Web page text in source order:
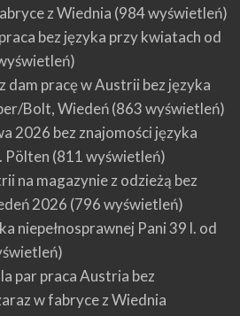
z Wiednia (984 wyświetleń)
bez języka przy kwiatach od
dam pracę w Austrii bez języka
Bolt, Wiedeń(863 wyświetleń)
2026 bez znajomości języka
Pölten (811 wyświetleń)
na magazynie z odzieżą bez
2026 (796 wyświetleń)
niepełnosprawnej Pani 39 l. od
par praca Austria bez
w fabryce z Wiednia